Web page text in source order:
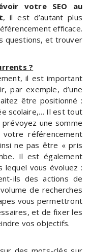
votre SEO au
, il est d’autant plus
efficace.
questions, et trouver
?
il est important
par exemple, d’une
être positionné :
scolaire,… Il est tout
une somme
référencement
ne pas être « pris
Il est également
lequel vous évoluez :
ils des actions de
de recherches
vous permettront
et de fixer les
vos objectifs.